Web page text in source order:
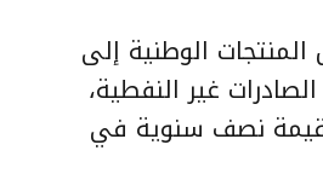
الوطنية إلى
الصادرات غير النفطية،
أعلى قيمة نصف سنوية في